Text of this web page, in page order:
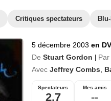
Critiques spectateurs
5 décembre 2003 en
De Stuart Gordon Par
Avec Jeffrey Combs
Spectateurs
2,7
Mes amis
--